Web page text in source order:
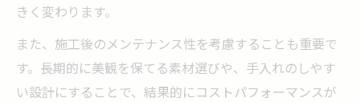
きく変わります。
また、施工後のメンテナンス性を考慮することも重要で
す。長期的に美観を保てる素材選びや、手入れのしやす
い設計にすることで、結果的にコストパフォーマンスが